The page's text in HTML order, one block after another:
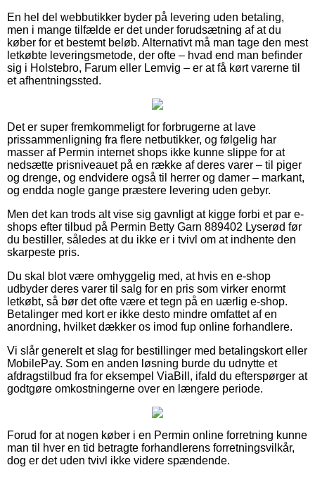
En hel del webbutikker byder på levering uden betaling,
men i mange tilfælde er det under forudsætning af at du
køber for et bestemt beløb. Alternativt må man tage den mest
letkøbte leveringsmetode, der ofte – hvad end man befinder
sig i Holstebro, Farum eller Lemvig – er at få kørt varerne til
et afhentningssted.
Det er super fremkommeligt for forbrugerne at lave
prissammenligning fra flere netbutikker, og følgelig har
masser af Permin internet shops ikke kunne slippe for at
nedsætte prisniveauet på en række af deres varer – til piger
og drenge, og endvidere også til herrer og damer – markant,
og endda nogle gange præstere levering uden gebyr.
Men det kan trods alt vise sig gavnligt at kigge forbi et par e-
shops efter tilbud på Permin Betty Garn 889402 Lyserød før
du bestiller, således at du ikke er i tvivl om at indhente den
skarpeste pris.
Du skal blot være omhyggelig med, at hvis en e-shop
udbyder deres varer til salg for en pris som virker enormt
letkøbt, så bør det ofte være et tegn på en uærlig e-shop.
Betalinger med kort er ikke desto mindre omfattet af en
anordning, hvilket dækker os imod fup online forhandlere.
Vi slår generelt et slag for bestillinger med betalingskort eller
MobilePay. Som en anden løsning burde du udnytte et
afdragstilbud fra for eksempel ViaBill, ifald du efterspørger at
godtgøre omkostningerne over en længere periode.
Forud for at nogen køber i en Permin online forretning kunne
man til hver en tid betragte forhandlerens forretningsvilkår,
dog er det uden tvivl ikke videre spændende.